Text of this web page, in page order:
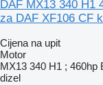
DAF MX13 340 H1
za DAF XF106 CF
Cijena na upit
Motor
MX13 340 H1 ; 460hp
dizel